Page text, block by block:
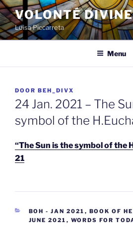
Spring
naar
de
inhoud
VOLONTÉ DIVINE
Luisa Piccarreta
Menu
GEPLAATST
OP
DOOR BEH_DIVX
24 Jan. 2021 – The
symbol of the
“The Sun is the symbol of the
21
CATEGORIEËN
BOH - JAN 2021 , BOOK OF
JUNE 2021 , WORDS FOR